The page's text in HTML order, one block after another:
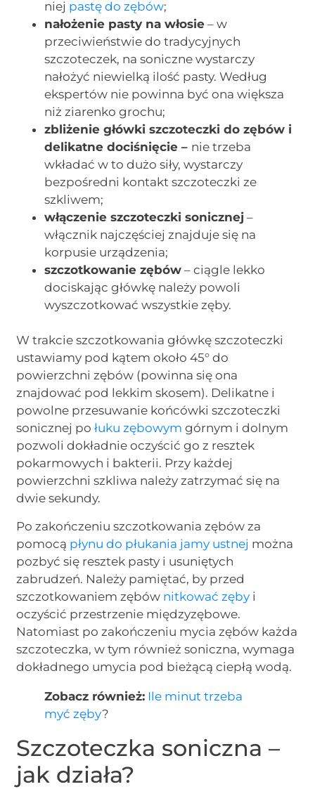
niej pastę do zębów;
nałożenie pasty na włosie – w
przeciwieństwie do tradycyjnych
szczoteczek, na soniczne wystarczy
nałożyć niewielką ilość pasty. Według
ekspertów nie powinna być ona większa
niż ziarenko grochu;
zbliżenie główki szczoteczki do zębów i
delikatne dociśnięcie – nie trzeba
wkładać w to dużo siły, wystarczy
bezpośredni kontakt szczoteczki ze
szkliwem;
włączenie szczoteczki sonicznej –
włącznik najczęściej znajduje się na
korpusie urządzenia;
szczotkowanie zębów – ciągle lekko
dociskając główkę należy powoli
wyszczotkować wszystkie zęby.
W trakcie szczotkowania główkę szczoteczki
ustawiamy pod kątem około 45° do
powierzchni zębów (powinna się ona
znajdować pod lekkim skosem). Delikatne i
powolne przesuwanie końcówki szczoteczki
sonicznej połuku zębowym górnym i dolnym
pozwoli dokładnie oczyścić go z resztek
pokarmowych i bakterii. Przy każdej
powierzchni szkliwa należy zatrzymać się na
dwie sekundy.
Po zakończeniu szczotkowania zębów za
pomocą płynu do płukania jamy ustnej można
pozbyć się resztek pasty i usuniętych
zabrudzeń. Należy pamiętać, by przed
szczotkowaniem zębów nitkować zęby i
oczyścić przestrzenie międzyzębowe.
Natomiast po zakończeniu mycia zębów każda
szczoteczka, w tym również soniczna, wymaga
dokładnego umycia pod bieżącą ciepłą wodą.
Zobacz również: Ile minut trzeba
myć zęby?
Szczoteczka soniczna –
jak działa?